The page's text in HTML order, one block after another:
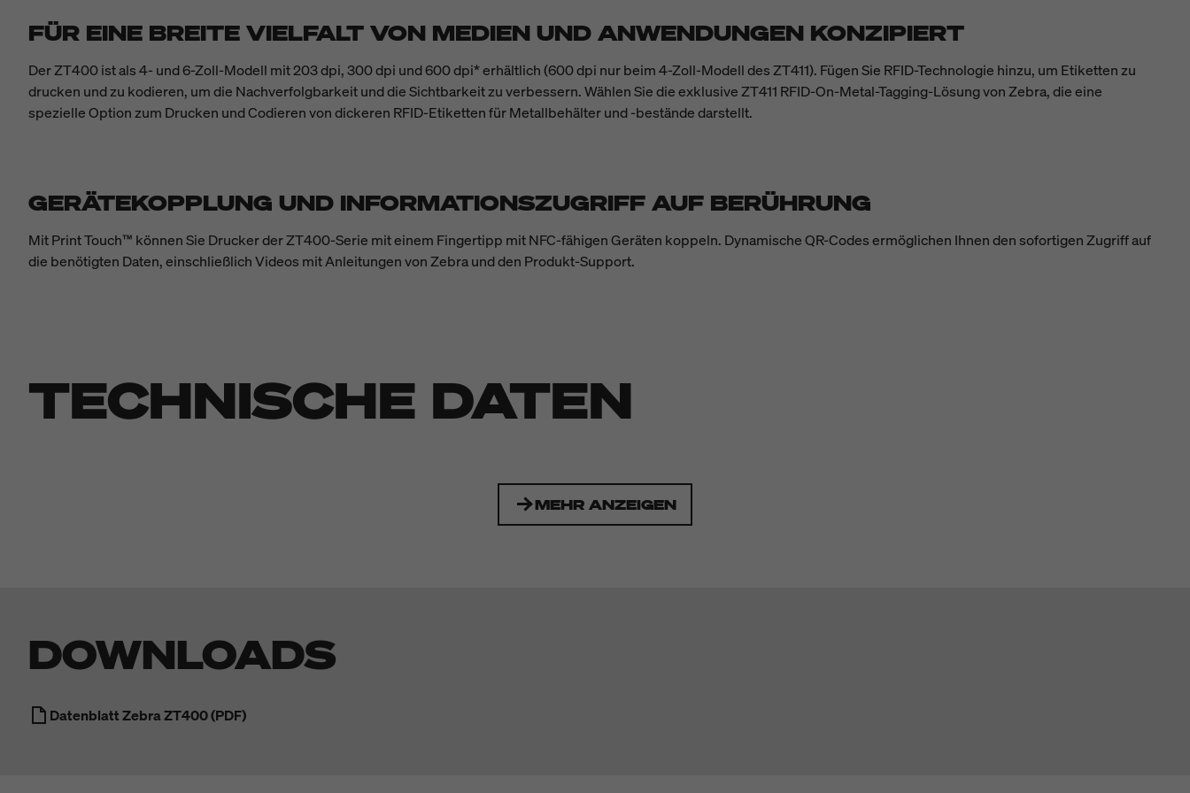
FÜR EINE BREITE VIELFALT VON MEDIEN UND ANWENDUNGEN KONZIPIERT
Der ZT400 ist als 4- und 6-Zoll-Modell mit 203 dpi, 300 dpi und 600 dpi* erhältlich (600 dpi nur beim 4-Zoll-Modell des ZT411). Fügen Sie RFID-Technologie hinzu, um Etiketten zu
drucken und zu kodieren, um die Nachverfolgbarkeit und die Sichtbarkeit zu verbessern. Wählen Sie die exklusive ZT411 RFID-On-Metal-Tagging-Lösung von Zebra, die eine
spezielle Option zum Drucken und Codieren von dickeren RFID-Etiketten für Metallbehälter und -bestände darstellt.
GERÄTEKOPPLUNG UND INFORMATIONSZUGRIFF AUF BERÜHRUNG
Mit Print Touch™ können Sie Drucker der ZT400-Serie mit einem Fingertipp mit NFC-fähigen Geräten koppeln. Dynamische QR-Codes ermöglichen Ihnen den sofortigen Zugriff auf
die benötigten Daten, einschließlich Videos mit Anleitungen von Zebra und den Produkt-Support.
TECHNISCHE DATEN
MEHR ANZEIGEN
DOWNLOADS
Datenblatt Zebra ZT400 (PDF)